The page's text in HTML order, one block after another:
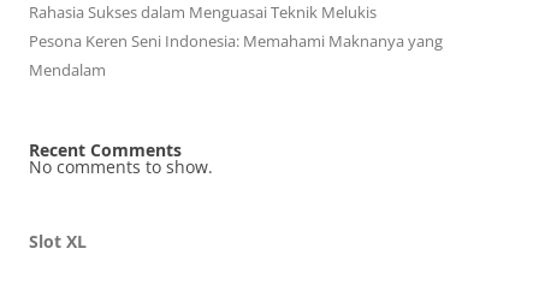
Rahasia Sukses dalam Menguasai Teknik Melukis
Pesona Keren Seni Indonesia: Memahami Maknanya yang
Mendalam
Recent Comments
No comments to show.
Slot XL